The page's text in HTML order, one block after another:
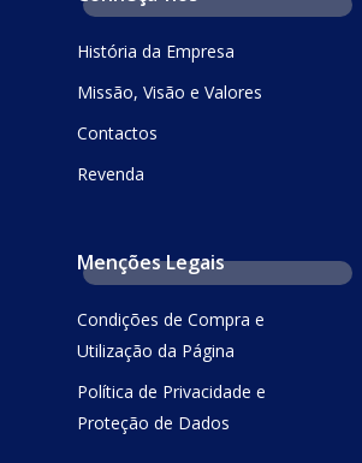
História da Empresa
Missão, Visão e Valores
Contactos
Revenda
Menções Legais
Condições de Compra e
Utilização da Página
Política de Privacidade e
Proteção de Dados